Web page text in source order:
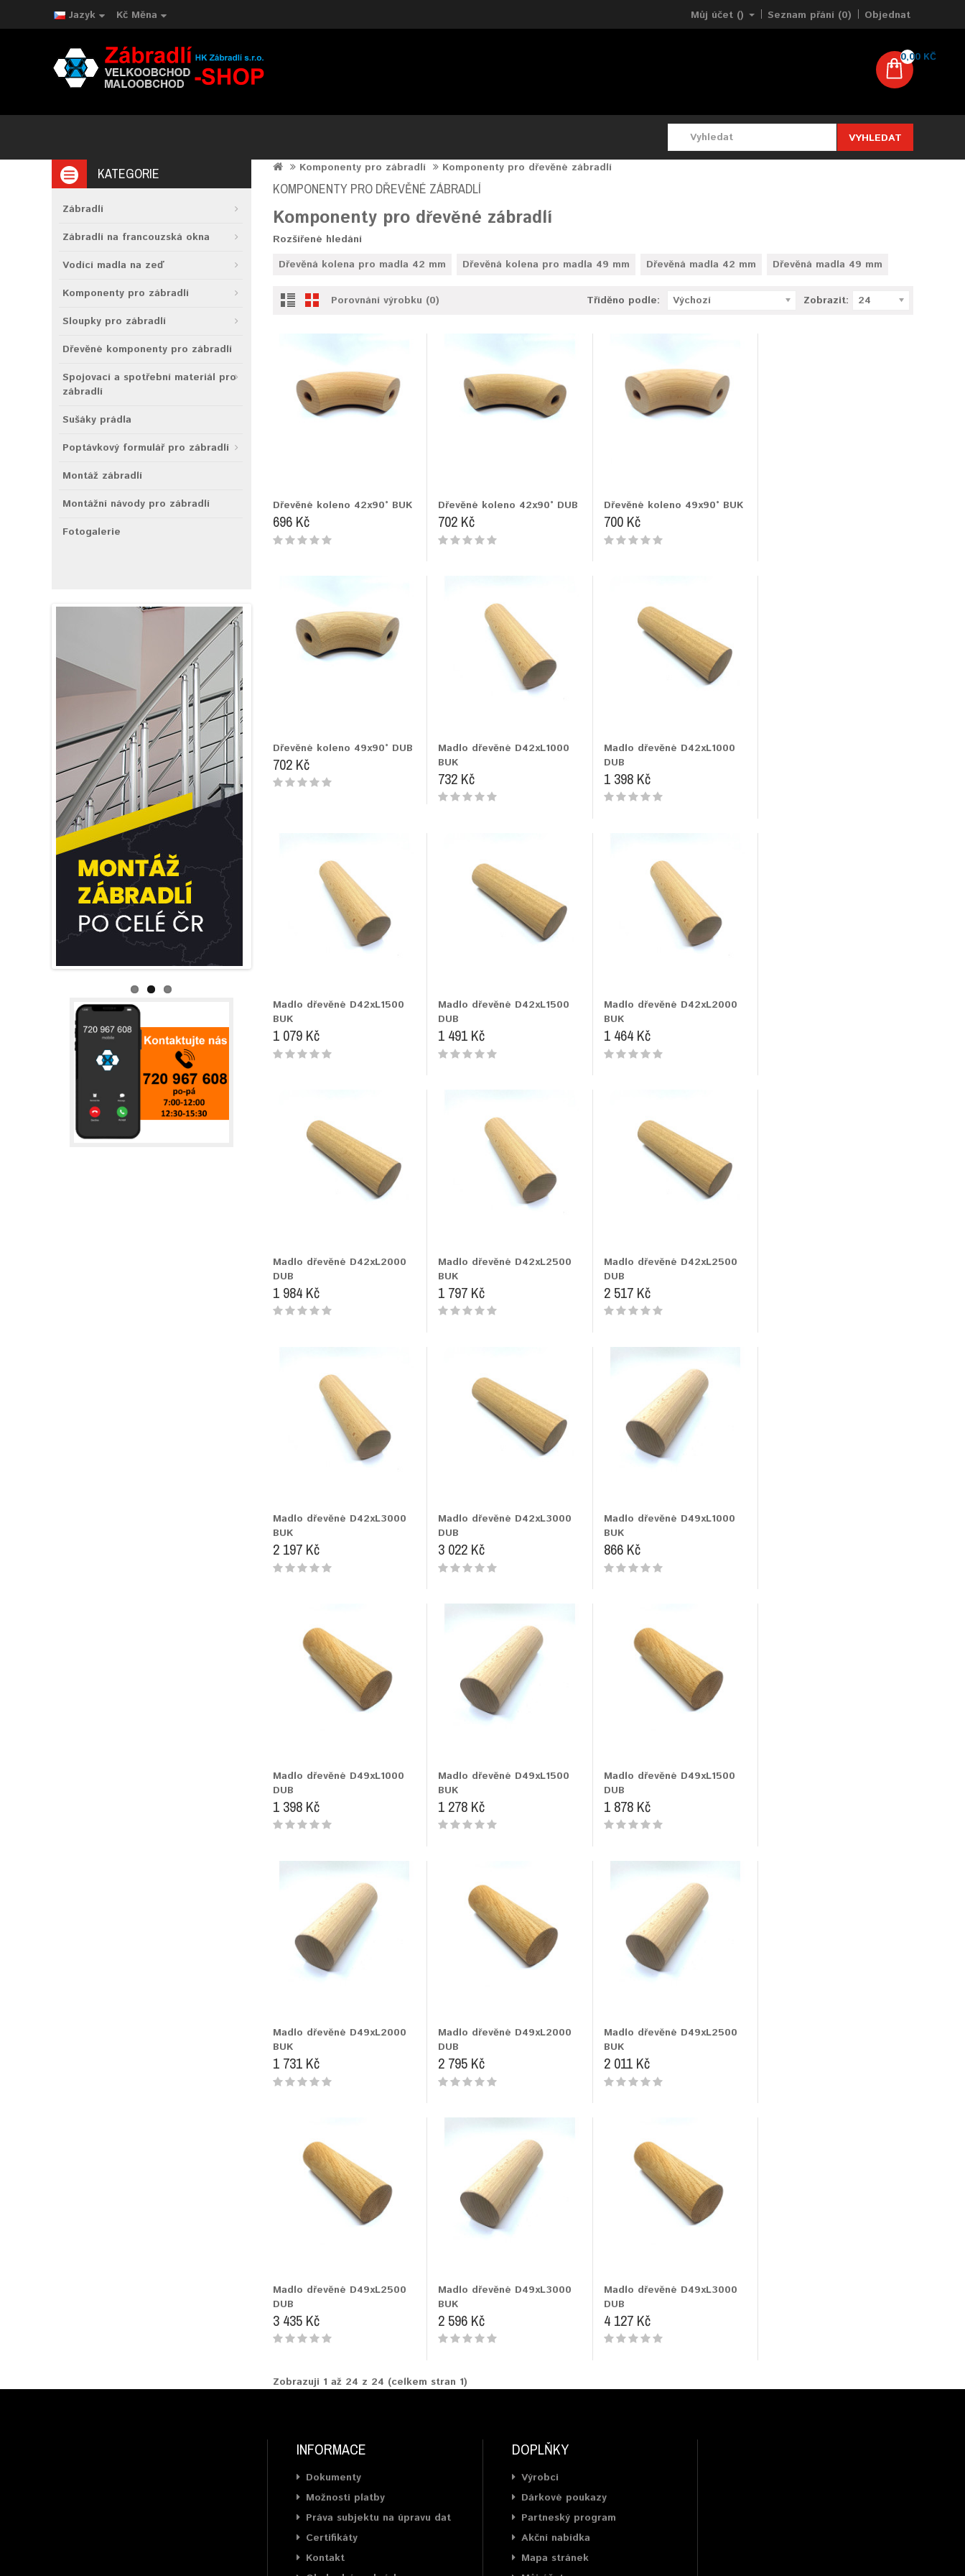
Jazyk Kč Měna Můj účet () Seznam přání (0) Objednat
0,00 KČ
VYHLEDAT
KATEGORIE
Zábradlí
Zábradlí na francouzská okna
Vodící madla na zeď
Komponenty pro zábradlí
Sloupky pro zábradlí
Dřevěné komponenty pro zábradlí
Spojovací a spotřební materiál pro
zábradlí
Sušáky prádla
Poptávkový formulář pro zábradlí
Montáž zábradlí
Montážní návody pro zábradlí
Fotogalerie
Komponenty pro zábradlí Komponenty pro dřevěné zábradlí
KOMPONENTY PRO DŘEVĚNÉ ZÁBRADLÍ
Komponenty pro dřevěné zábradlí
Rozšířené hledání
Dřevěná kolena pro madla 42 mm
Dřevěná kolena pro madla 49 mm Dřevěná madla 42 mm Dřevěná madla 49 mm
Porovnání výrobku (0) Tříděno podle: Výchozí Zobrazit: 24
Dřevěné koleno 42x90° BUK
696 Kč
Dřevěné koleno 42x90° DUB
702 Kč
Dřevěné koleno 49x90° BUK
700 Kč
Dřevěné koleno 49x90° DUB
702 Kč
Madlo dřevěné D42xL1000
BUK
732 Kč
Madlo dřevěné D42xL1000
DUB
1 398 Kč
Madlo dřevěné D42xL1500
BUK
1 079 Kč
Madlo dřevěné D42xL1500
DUB
1 491 Kč
Madlo dřevěné D42xL2000
BUK
1 464 Kč
Madlo dřevěné D42xL2000
DUB
1 984 Kč
Madlo dřevěné D42xL2500
BUK
1 797 Kč
Madlo dřevěné D42xL2500
DUB
2 517 Kč
Madlo dřevěné D42xL3000
BUK
2 197 Kč
Madlo dřevěné D42xL3000
DUB
3 022 Kč
Madlo dřevěné D49xL1000
BUK
866 Kč
Madlo dřevěné D49xL1000
DUB
1 398 Kč
Madlo dřevěné D49xL1500
BUK
1 278 Kč
Madlo dřevěné D49xL1500
DUB
1 878 Kč
Madlo dřevěné D49xL2000
BUK
1 731 Kč
Madlo dřevěné D49xL2000
DUB
2 795 Kč
Madlo dřevěné D49xL2500
BUK
2 011 Kč
Madlo dřevěné D49xL2500
DUB
3 435 Kč
Madlo dřevěné D49xL3000
BUK
2 596 Kč
Madlo dřevěné D49xL3000
DUB
4 127 Kč
Zobrazuji 1 až 24 z 24 (celkem stran 1)
INFORMACE
Dokumenty
Možnosti platby
Práva subjektu na úpravu dat
Certifikáty
Kontakt
DOPLŇKY
Výrobci
Dárkové poukazy
Partneský program
Akční nabídka
Mapa stránek